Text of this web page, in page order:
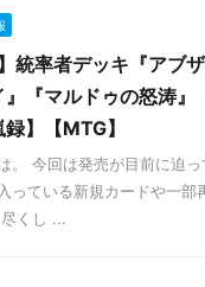
統率者デッキ『アブ
』『マルドゥの怒涛
】【MTG】
。 今回は発売が目前に迫
っている新規カードや一
くし ...